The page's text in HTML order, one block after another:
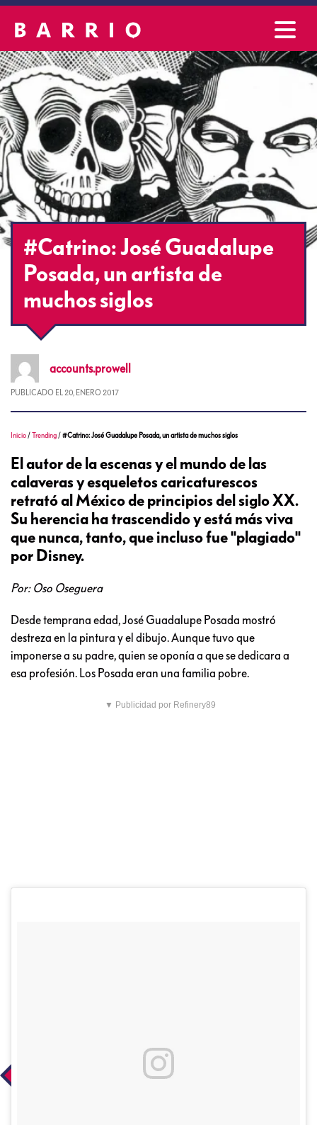
#Catrino: José Guadalupe
Posada, un artista de
muchos siglos
accounts.prowell
PUBLICADO EL 20, ENERO 2017
Inicio /Trending /#Catrino: José Guadalupe Posada, un artista de muchos siglos
El autor de la escenas y el mundo de las
calaveras y esqueletos caricaturescos
retrató al México de principios del siglo XX.
Su herencia ha trascendido y está más viva
que nunca, tanto, que incluso fue "plagiado"
por Disney.
Por: Oso Oseguera
Desde temprana edad, José Guadalupe Posada mostró
destreza en la pintura y el dibujo. Aunque tuvo que
imponerse a su padre, quien se oponía a que se dedicara a
esa profesión. Los Posada eran una familia pobre.
▼ Publicidad por Refinery89